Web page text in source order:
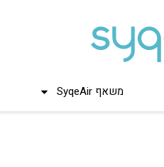
משאף SyqeAir